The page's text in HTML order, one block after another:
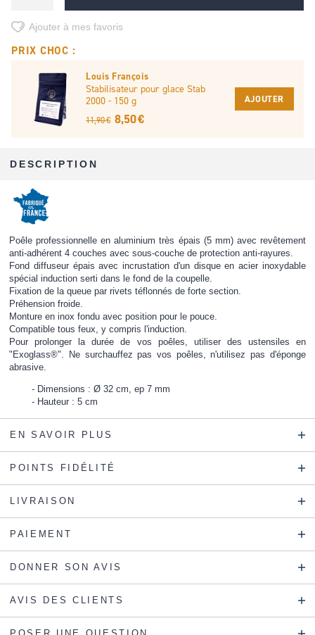
Ajouter à mes favoris
PRIX CHOC :
Louis François
Stabilisateur pour glace Stab
2000 - 150 g
11,90 € 8,50 €
AJOUTER
DESCRIPTION
Poêle professionnelle en aluminium très épais (5 mm) avec revêtement
anti-adhérent 4 couches avec sous-couche de protection anti-rayures.
Fond diffuseur épais avec incrustation d'un disque en acier inoxydable
spécial induction serti dans le fond de la coupelle.
Fixation de la queue par rivets téflonnés de forte section.
Préhension froide.
Monture en inox fondu avec position pour le pouce.
Compatible tous feux, y compris l'induction.
Pour prolonger la durée de vos poêles, utiliser des ustensiles en
"Exoglass®". Ne surchauffez pas vos poêles, n'utilisez pas d'éponge
abrasive.
Dimensions : Ø 32 cm, ep 7 mm
Hauteur : 5 cm
EN SAVOIR PLUS
POINTS FIDÉLITÉ
LIVRAISON
PAIEMENT
DONNER SON AVIS
AVIS DES CLIENTS